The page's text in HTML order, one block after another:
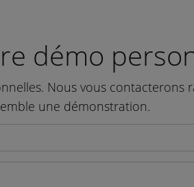
démo
Nous vous
une démonstration.